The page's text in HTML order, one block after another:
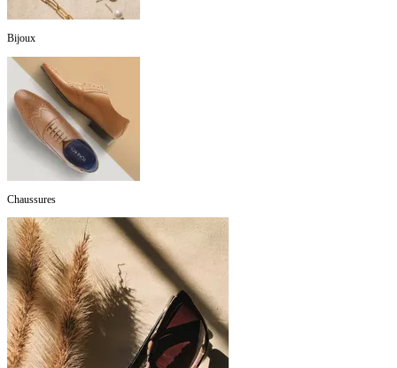
Bijoux
Chaussures